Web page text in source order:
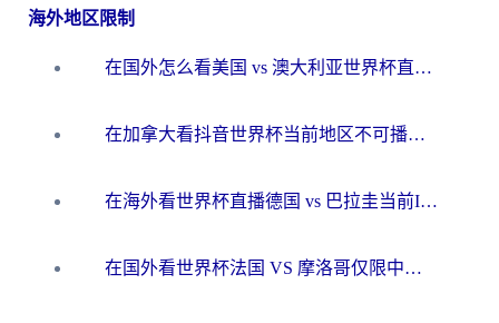
海外地区限制
在国外怎么看美国 vs 澳大利亚世界杯直播？海外党必藏的中文解说观赛指南
在加拿大看抖音世界杯当前地区不可播放？海外党体育观赛终极指南
在海外看世界杯直播德国 vs 巴拉圭当前IP受限制？这篇指南帮你轻松解决地区限制
在国外看世界杯法国 VS 摩洛哥仅限中国大陆？别让地域限制拦下你的欢呼